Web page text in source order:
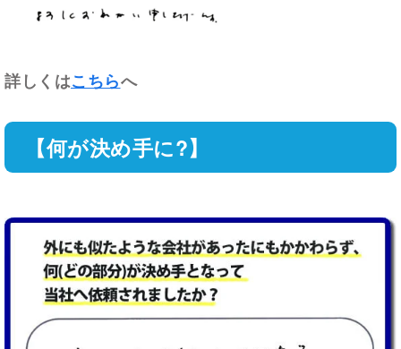
詳しくはこちらへ
【何が決め手に?】